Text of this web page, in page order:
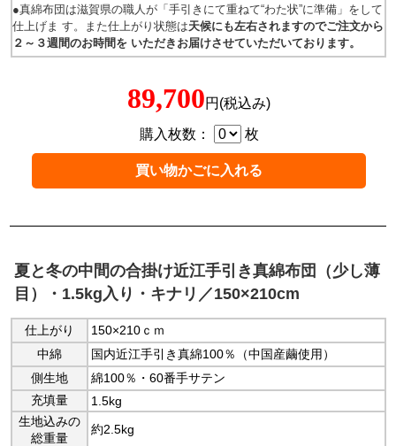
●真綿布団は滋賀県の職人が「手引きにて重ねて“わた状”に準備」をして
仕上げま す。また仕上がり状態は天候にも左右されますのでご注文から
２～３週間のお時間を いただきお届けさせていただいております。
89,700円(税込み)
購入枚数： 枚
夏と冬の中間の合掛け近江手引き真綿布団（少し薄
目）・1.5kg入り・キナリ／150×210cm
仕上がり
150×210ｃｍ
中綿
国内近江手引き真綿100％（中国産繭使用）
側生地
綿100％・60番手サテン
充填量
1.5kg
生地込みの
総重量
約2.5kg